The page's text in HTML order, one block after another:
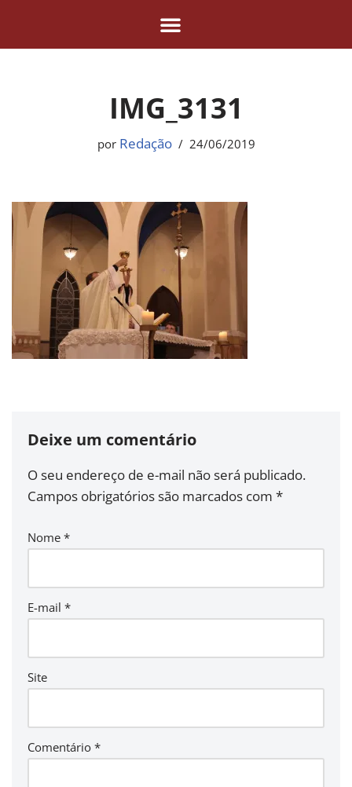
IMG_3131
por Redação 24/06/2019
Deixe um comentário
O seu endereço de e-mail não será publicado.
Campos obrigatórios são marcados com *
Nome *
E-mail *
Site
Comentário *